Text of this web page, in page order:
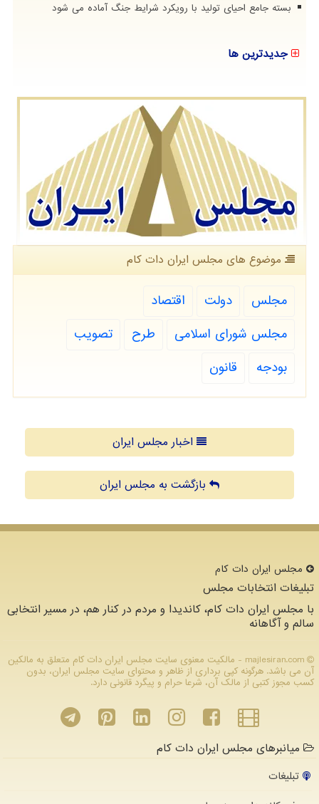
بسته جامع احیای تولید با رویکرد شرایط جنگ آماده می شود
جدیدترین ها
موضوع های مجلس ایران دات كام
مجلس دولت
اقتصاد
مجلس شورای اسلامی
طرح
تصویب
بودجه
قانون
اخبار مجلس ایران
بازگشت به مجلس ایران
مجلس ایران دات كام
تبلیغات انتخابات مجلس
با مجلس ایران دات کام، کاندیدا و مردم در کنار هم، در مسیر انتخابی
سالم و آگاهانه
majlesiran.com - مالکیت معنوی سایت مجلس ایران دات كام متعلق به مالکین
آن می باشد. هرگونه کپی برداری از ظاهر و محتوای سایت مجلس ایران، بدون
کسب مجوز کتبی از مالک آن، شرعا حرام و پیگرد قانونی دارد.
میانبرهای مجلس ایران دات کام
تبلیغات